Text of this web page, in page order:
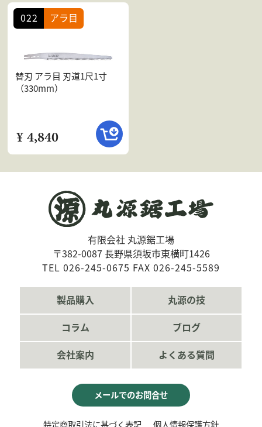
替刃 アラ目 刃道1尺1寸
（330mm）
¥ 4,840
022 アラ目
有限会社 丸源鋸工場
〒382-0087 長野県須坂市東横町1426
TEL 026-245-0675 FAX 026-245-5589
製品購入
丸源の技
コラム
ブログ
会社案内
よくある質問
メールでのお問合せ
特定商取引法に基づく表記 個人情報保護方針